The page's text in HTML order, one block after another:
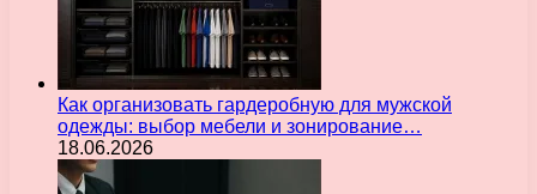
Как организовать гардеробную для мужской
одежды: выбор мебели и зонирование…
18.06.2026